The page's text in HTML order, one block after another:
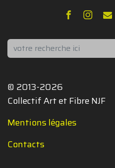
Rechercher
© 2013-2026
Collectif Art et Fibre NJF
Mentions légales
Contacts